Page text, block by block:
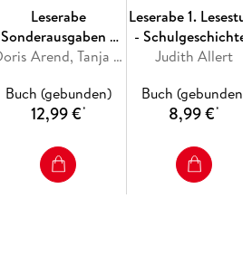
Leserabe
Sonderausgaben -
Juhu, jetzt bin ichDoris Arend, Tanja Bürgermeister, Anja Kiel, Henriette Wich
Buch (gebunden)
12,99 €*
Leserabe 1.
-
mit Hund Floh
Judith Allert
Buch (gebunden)
8,99 €*